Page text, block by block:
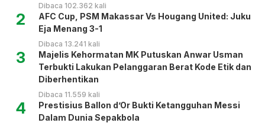
Dibaca 102.362 kali
2
AFC Cup, PSM Makassar Vs Hougang United: Juku
Eja Menang 3-1
Dibaca 13.241 kali
3
Majelis Kehormatan MK Putuskan Anwar Usman
Terbukti Lakukan Pelanggaran Berat Kode Etik dan
Diberhentikan
Dibaca 11.559 kali
4
Prestisius Ballon d’Or Bukti Ketangguhan Messi
Dalam Dunia Sepakbola